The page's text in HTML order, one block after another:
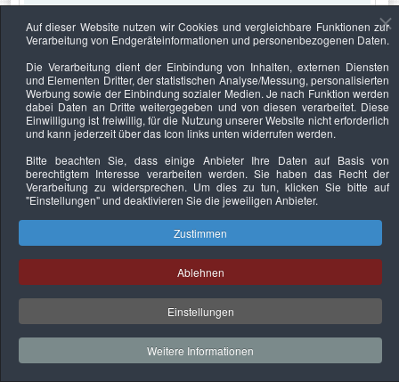
Keine Termine
Datenschutzerklärung Urheberrechtsnachweise Nachhaltigkeit
Copyright © 2026. Bundesverband Deutscher
Sachverständiger und Fachgutachter e.V..
Auf dieser Website nutzen wir Cookies und vergleichbare Funktionen zur
Verarbeitung von Endgeräteinformationen und personenbezogenen Daten.
Die Verarbeitung dient der Einbindung von Inhalten, externen Diensten
und Elementen Dritter, der statistischen Analyse/Messung, personalisierten
Werbung sowie der Einbindung sozialer Medien. Je nach Funktion werden
dabei Daten an Dritte weitergegeben und von diesen verarbeitet. Diese
Einwilligung ist freiwillig, für die Nutzung unserer Website nicht erforderlich
und kann jederzeit über das Icon links unten widerrufen werden.
Bitte beachten Sie, dass einige Anbieter Ihre Daten auf Basis von
berechtigtem Interesse verarbeiten werden. Sie haben das Recht der
Verarbeitung zu widersprechen. Um dies zu tun, klicken Sie bitte auf
"Einstellungen"und deaktivieren Sie die jeweiligen Anbieter.
Zustimmen
Ablehnen
Einstellungen
Weitere Informationen